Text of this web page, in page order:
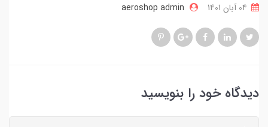
aeroshop admin
دیدگاه خود را بنویسید